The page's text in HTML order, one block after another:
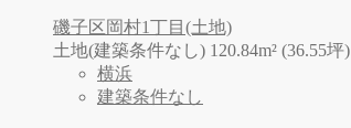
磯子区岡村1丁目(土地)
土地(建築条件なし) 120.84m² (36.55坪)
横浜
建築条件なし